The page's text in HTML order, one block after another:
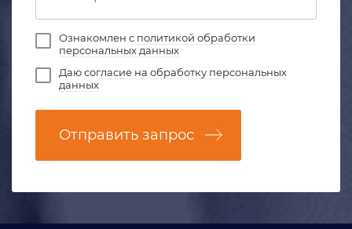
Ознакомлен с политикой обработки
персональных данных
Даюсогласие на обработку персональных
данных
Отправить запрос